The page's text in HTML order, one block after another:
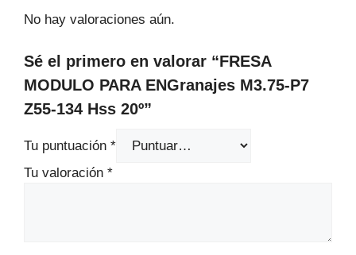
No hay valoraciones aún.
Sé el primero en valorar “FRESA
MODULO PARA ENGranajes M3.75-P7
Z55-134 Hss 20º”
Tu puntuación *
Tu valoración *